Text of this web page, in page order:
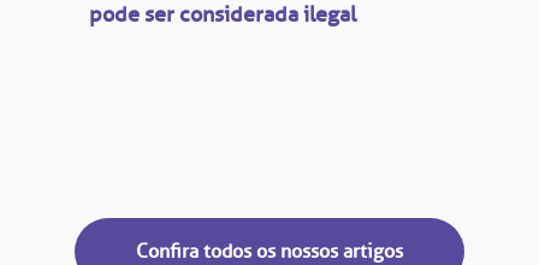
pode ser considerada ilegal
Confira todos os nossos artigos